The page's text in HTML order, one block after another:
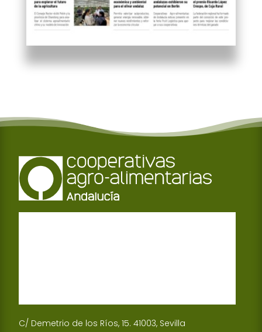
C/ Demetrio de los Ríos, 15. 41003, Sevilla